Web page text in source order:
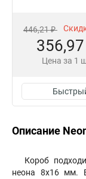
446,21 ₽
Цена за 1
Описание
Короб
неона 8х16 мм.